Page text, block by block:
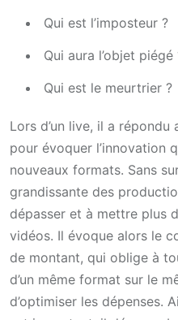
Qui est l’imposteur ?
Qui aura l’objet piégé
Qui est le meurtrier ?
Lors d’un live, il a répondu
pour évoquer l’innovation
nouveaux formats. Sans
grandissante des
dépasser et à mettre plus
vidéos. Il évoque alors le
de montant, qui oblige à
d’un même format sur le
d’optimiser les dépenses.